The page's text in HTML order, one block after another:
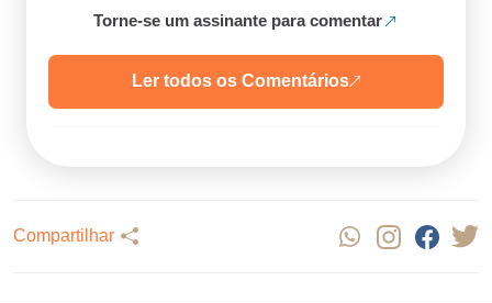
Torne-se um assinante para comentar
Ler todos os Comentários
Compartilhar